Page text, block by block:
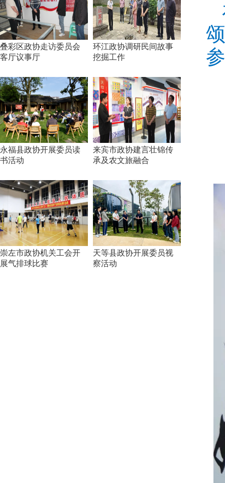
叠彩区政协走访委员会
客厅议事厅
环江政协调研民间故事
挖掘工作
永福县政协开展委员读
书活动
来宾市政协建言壮锦传
承及农文旅融合
崇左市政协机关工会开
展气排球比赛
天等县政协开展委员视
察活动